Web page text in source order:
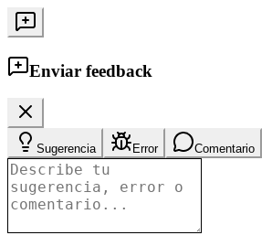
Enviar feedback
Sugerencia Error Comentario